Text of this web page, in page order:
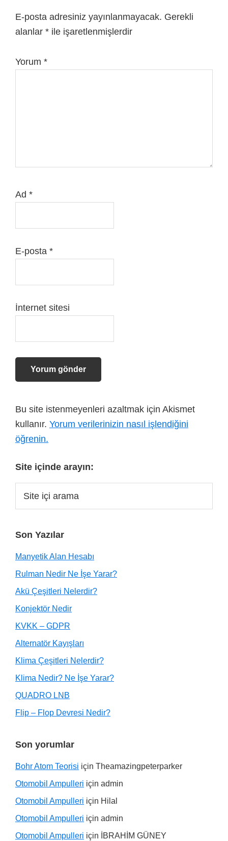
E-posta adresiniz yayınlanmayacak. Gerekli
alanlar * ile işaretlenmişlerdir
Yorum *
Ad *
E-posta *
İnternet sitesi
Bu site istenmeyenleri azaltmak için Akismet
kullanır. Yorum verilerinizin nasıl işlendiğini
öğrenin.
Site içinde arayın:
Son Yazılar
Manyetik Alan Hesabı
Rulman Nedir Ne İşe Yarar?
Akü Çeşitleri Nelerdir?
Konjektör Nedir
KVKK – GDPR
Alternatör Kayışları
Klima Çeşitleri Nelerdir?
Klima Nedir? Ne İşe Yarar?
QUADRO LNB
Flip – Flop Devresi Nedir?
Son yorumlar
Bohr Atom Teorisi için Theamazingpeterparker
Otomobil Ampulleri için admin
Otomobil Ampulleri için Hilal
Otomobil Ampulleri için admin
Otomobil Ampulleri için İBRAHİM GÜNEY